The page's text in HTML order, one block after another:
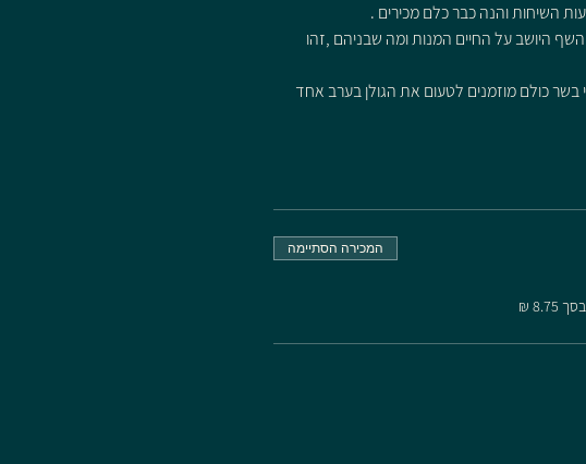
השיחות והנה כבר כלם מכירים .
היושב על החיים המנות ומה שבניהם ,זהו
בשר כולם מוזמנים לטעום את הגולן בערב אחד
‏₪
המכירה הסתיימה